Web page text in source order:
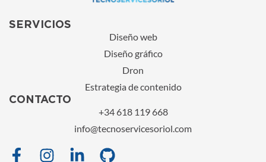
SERVICIOS
Diseño web
Diseño gráfico
Dron
Estrategia de contenido
CONTACTO
+34 618 119 668
info@tecnoservicesoriol.com